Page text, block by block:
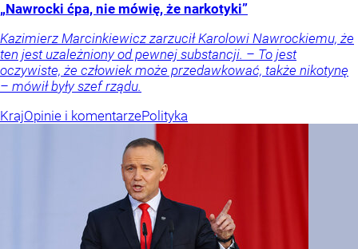
„Nawrocki ćpa, nie mówię, że narkotyki”
Kazimierz Marcinkiewicz zarzucił Karolowi Nawrockiemu, że
ten jest uzależniony od pewnej substancji. – To jest
oczywiste, że człowiek może przedawkować, także nikotynę
– mówił były szef rządu.
KrajOpinie i komentarzePolityka